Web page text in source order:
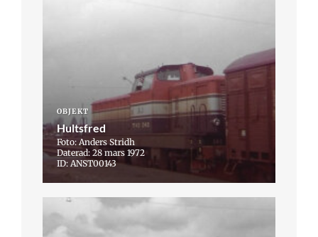
OBJEKT
Hultsfred
Foto: Anders Stridh
Daterad: 28 mars 1972
ID: ANST00143